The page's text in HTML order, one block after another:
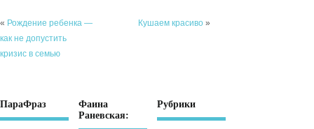
« Рождение ребенка —
как не допустить
кризис в семью
Кушаем красиво»
ПараФраз
Фаина
Раневская:
Рубрики